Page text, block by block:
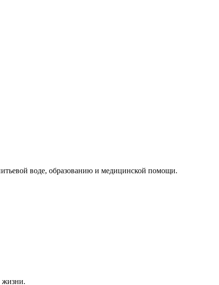
воде, образованию и медицинской помощи.
жизни.